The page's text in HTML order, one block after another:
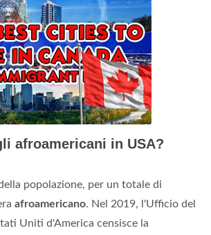
afroamericani in USA?
popolazione, per un totale di
afroamericano. Nel 2019, l'Ufficio del
Uniti d'America censisce la